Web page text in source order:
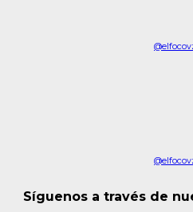
Síguenos a través de